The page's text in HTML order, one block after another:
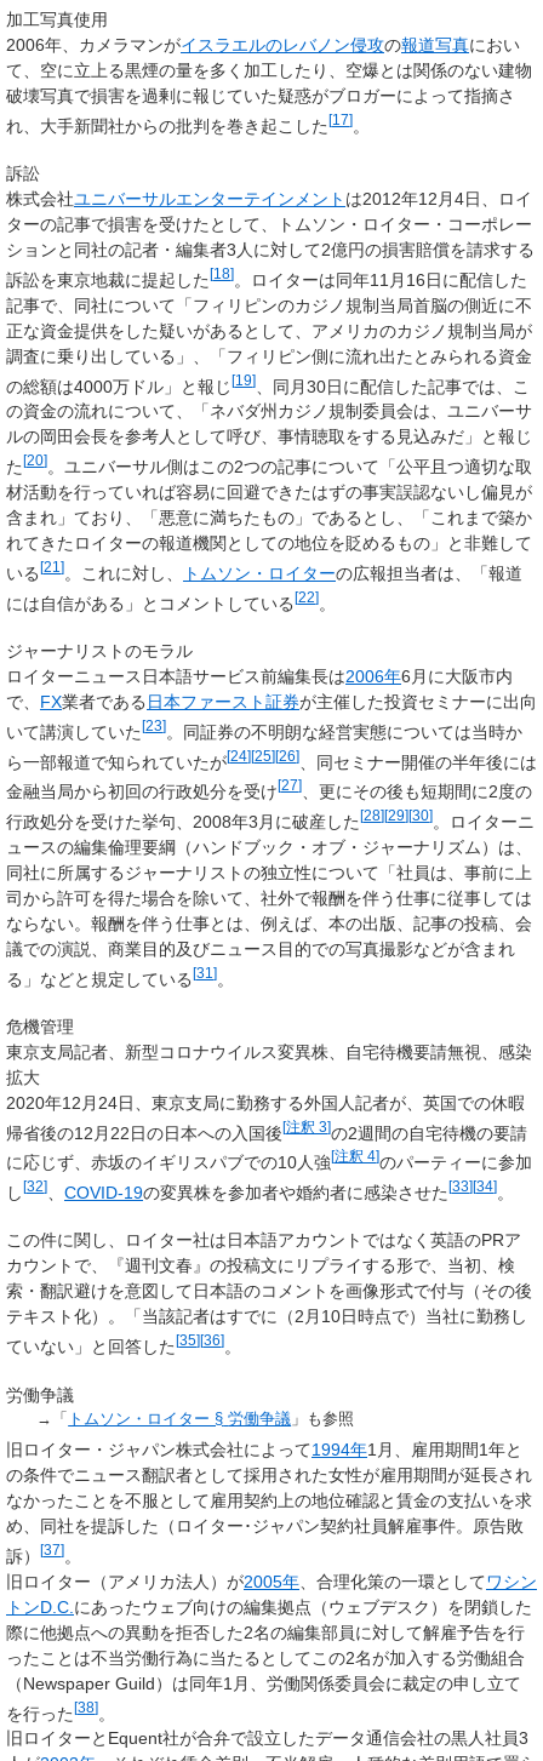
加工写真使用
2006年、カメラマンがイスラエルのレバノン侵攻の報道写真におい
て、空に立上る黒煙の量を多く加工したり、空爆とは関係のない建物
破壊写真で損害を過剰に報じていた疑惑がブロガーによって指摘さ
れ、大手新聞社からの批判を巻き起こした[17]。
訴訟
株式会社ユニバーサルエンターテインメント は2012年12月4日、ロイ
ターの記事で損害を受けたとして、トムソン・ロイター・コーポレー
ションと同社の記者・編集者3人に対して2億円の損害賠償を請求する
訴訟を東京地裁に提起した[18]。ロイターは同年11月16日に配信した
記事で、同社について「フィリピンのカジノ規制当局首脳の側近に不
正な資金提供をした疑いがあるとして、アメリカのカジノ規制当局が
調査に乗り出している」、「フィリピン側に流れ出たとみられる資金
の総額は4000万ドル」と報じ[19]
、同月30日に配信した記事では、こ
の資金の流れについて、「ネバダ州カジノ規制委員会は、ユニバーサ
ルの岡田会長を参考人として呼び、事情聴取をする見込みだ」と報じ
た [20] 。ユニバーサル側はこの2つの記事について「公平且つ適切な取
材活動を行っていれば容易に回避できたはずの事実誤認ないし偏見が
含まれ」ており、「悪意に満ちたもの」であるとし、「これまで築か
れてきたロイターの報道機関としての地位を貶めるもの」と非難して
いる[21 ]。これに対し、 トムソン・ロイターの広報担当者は、「報道
には自信がある」とコメントしている[22]。
ジャーナリストのモラル
ロイターニュース日本語サービス前編集長は2006年6月に大阪市内
で、 FX業者である 日本ファースト証券が主催した投資セミナーに出向
いて講演していた[23]。同証券の不明朗な経営実態については当時か
ら一部報道で知られていたが[24][25][26]
、同セミナー開催の半年後には
金融当局から初回の行政処分を受け[27]
、更にその後も短期間に2度の
行政処分を受けた挙句、2008年3月に破産した[28][29][30]。ロイターニ
ュースの編集倫理要綱（ハンドブック・オブ・ジャーナリズム）は、
同社に所属するジャーナリストの独立性について「社員は、事前に上
司から許可を得た場合を除いて、社外で報酬を伴う仕事に従事しては
ならない。報酬を伴う仕事とは、例えば、本の出版、記事の投稿、会
議での演説、商業目的及びニュース目的での写真撮影などが含まれ
る」などと規定している[31 ]
危機管理
東京支局記者、新型コロナウイルス変異株、自宅待機要請無視、感染
拡大
2020年12月24日、東京支局に勤務する外国人記者が、英国での休暇
帰省後の12月22日の日本への入国後[注釈 3]の2週間の自宅待機の要請
に応じず、赤坂のイギリスパブでの10人強[注釈 4]のパーティーに参加
し [32] COVID-19の変異株を参加者や婚約者に感染させた [33][34] 。
この件に関し、ロイター社は日本語アカウントではなく英語のPRア
カウントで、『週刊文春』の投稿文にリプライする形で、当初、検
索・翻訳避けを意図して日本語のコメントを画像形式で付与（その後
テキスト化）。「当該記者はすでに（2月10日時点で）当社に勤務し
ていない」と回答した [35][36] 。
労働争議
→「 トムソン・ロイター § 労働争議 」も参照
旧ロイター・ジャパン株式会社によって1994年1月、雇用期間1年と
の条件でニュース翻訳者として採用された女性が雇用期間が延長され
なかったことを不服として雇用契約上の地位確認と賃金の支払いを求
め、同社を提訴した（ロイター･ジャパン契約社員解雇事件。原告敗
訴）
[37]。
旧ロイター（アメリカ法人）が2005年 、合理化策の一環としてワシン
トンD.C. にあったウェブ向けの編集拠点（ウェブデスク）を閉鎖した
際に他拠点への異動を拒否した2名の編集部員に対して解雇予告を行
ったことは不当労働行為に当たるとしてこの2名が加入する労働組合
（Newspaper Guild）は同年1月、労働関係委員会に裁定の申し立て
を行った[38]。
旧ロイターとEquent社が合弁で設立したデータ通信会社の黒人社員3